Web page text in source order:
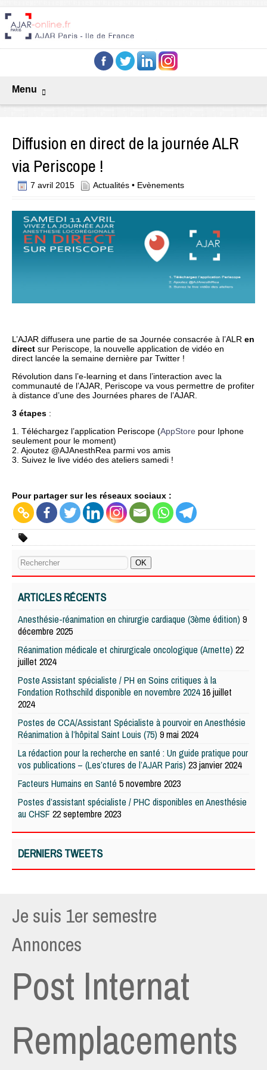
Menu
Diffusion en direct de la journée ALR
via Periscope !
7 avril 2015 Actualités • Evènements
L’AJAR diffusera une partie de sa Journée consacrée à l’ALR en
direct sur Periscope, la nouvelle application de vidéo en
direct lancée la semaine dernière par Twitter !
Révolution dans l’e-learning et dans l’interaction avec la
communauté de l’AJAR, Periscope va vous permettre de profiter
à distance d’une des Journées phares de l’AJAR.
3 étapes :
1. Téléchargez l’application Periscope (AppStore pour Iphone
seulement pour le moment)
2. Ajoutez @AJAnesthRea parmi vos amis
3. Suivez le live vidéo des ateliers samedi !
Pour partager sur les réseaux sociaux :
ARTICLES RÉCENTS
Anesthésie-réanimation en chirurgie cardiaque (3ème édition) 9
décembre 2025
Réanimation médicale et chirurgicale oncologique (Arnette) 22
juillet 2024
Poste Assistant spécialiste / PH en Soins critiques à la
Fondation Rothschild disponible en novembre 2024 16 juillet
2024
Postes de CCA/Assistant Spécialiste à pourvoir en Anesthésie
Réanimation à l’hôpital Saint Louis (75) 9 mai 2024
La rédaction pour la recherche en santé : Un guide pratique pour
vos publications – (Les’ctures de l’AJAR Paris) 23 janvier 2024
Facteurs Humains en Santé 5 novembre 2023
Postes d’assistant spécialiste / PHC disponibles en Anesthésie
au CHSF 22 septembre 2023
DERNIERS TWEETS
Je suis 1er semestre
Annonces
Post Internat
Remplacements